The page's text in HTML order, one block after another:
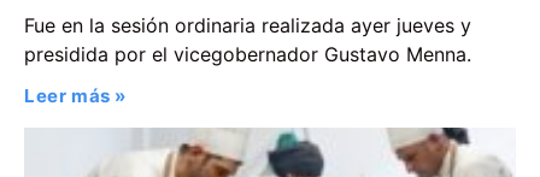
Fue en la sesión ordinaria realizada ayer jueves y
presidida por el vicegobernador Gustavo Menna.
Leer más »